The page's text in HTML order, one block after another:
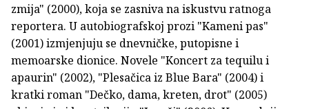
zmija" (2000), koja se zasniva na iskustvu ratnoga
reportera. U autobiografskoj prozi "Kameni pas"
(2001) izmjenjuju se dnevničke, putopisne i
memoarske dionice. Novele "Koncert za tequilu i
apaurin" (2002), "Plesačica iz Blue Bara" (2004) i
kratki roman "Dečko, dama, kreten, drot" (2005)